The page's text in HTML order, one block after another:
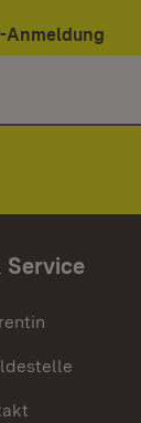
Anmeldung
Service